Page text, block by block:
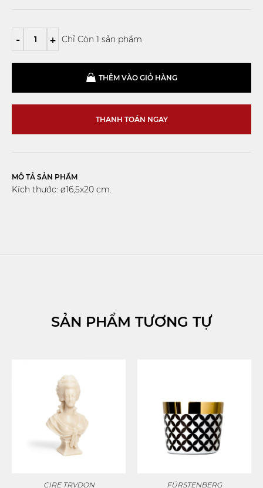
- + Chỉ Còn 1 sản phẩm
THÊM VÀO GIỎ HÀNG
THANH TOÁN NGAY
MÔ TẢ SẢN PHẨM
Kích thước: ø16,5x20 cm.
SẢN PHẨM TƯƠNG TỰ
CIRE TRVDON FÜRSTENBERG